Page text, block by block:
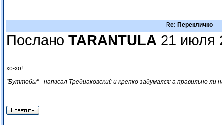
Re: Перекличко
Послано TARANTULA 21 июля
хо-хо!
"Буттобы" - написал Тредиаковский и крепко задумался: а правильно ли